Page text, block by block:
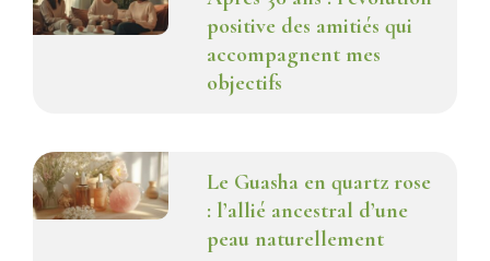
positive des amitiés qui
accompagnent mes
objectifs
Le Guasha en quartz rose
: l’allié ancestral d’une
peau naturellement